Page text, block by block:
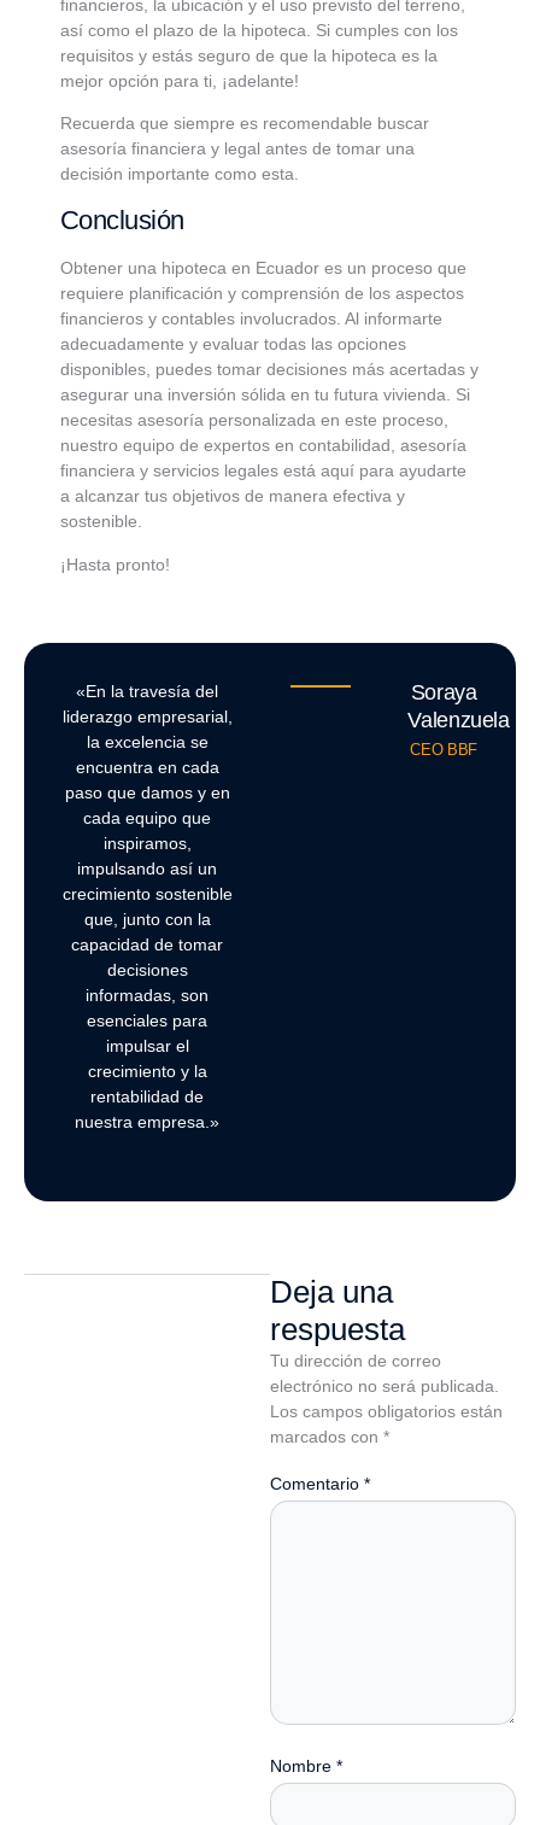
financieros, la ubicación y el uso previsto del terreno,
así como el plazo de la hipoteca. Si cumples con los
requisitos y estás seguro de que la hipoteca es la
mejor opción para ti, ¡adelante!
Recuerda que siempre es recomendable buscar
asesoría financiera y legal antes de tomar una
decisión importante como esta.
Conclusión
Obtener una hipoteca en Ecuador es un proceso que
requiere planificación y comprensión de los aspectos
financieros y contables involucrados. Al informarte
adecuadamente y evaluar todas las opciones
disponibles, puedes tomar decisiones más acertadas y
asegurar una inversión sólida en tu futura vivienda. Si
necesitas asesoría personalizada en este proceso,
nuestro equipo de expertos en contabilidad, asesoría
financiera y servicios legales está aquí para ayudarte
a alcanzar tus objetivos de manera efectiva y
sostenible.
¡Hasta pronto!
«En la travesía del
liderazgo empresarial,
la excelencia se
encuentra en cada
paso que damos y en
cada equipo que
inspiramos,
impulsando así un
crecimiento sostenible
que, junto con la
capacidad de tomar
decisiones
informadas, son
esenciales para
impulsar el
crecimiento y la
rentabilidad de
nuestra empresa.»
Soraya
Valenzuela
CEO BBF
Deja una
respuesta
Tu dirección de correo
electrónico no será publicada.
Los campos obligatorios están
marcados con *
Comentario *
Nombre *